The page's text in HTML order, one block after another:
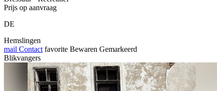
Prijs op aanvraag
DE
Hemslingen
mail Contact favorite Bewaren Gemarkeerd
Blikvangers